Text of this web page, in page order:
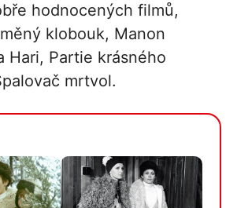
hodnocených filmů,
klobouk, Manon
Hari, Partie krásného
mrtvol.